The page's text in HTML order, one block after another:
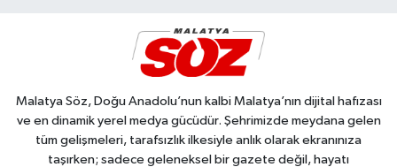
Malatya Söz, Doğu Anadolu’nun kalbi Malatya’nın dijital hafızası
ve en dinamik yerel medya gücüdür. Şehrimizde meydana gelen
tüm gelişmeleri, tarafsızlık ilkesiyle anlık olarak ekranınıza
taşırken; sadece geleneksel bir gazete değil, hayatı